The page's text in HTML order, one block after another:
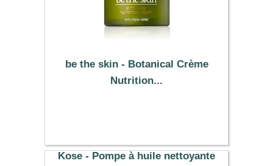
be the skin - Botanical Crème
Nutrition...
Kose - Pompe à huile nettoyante